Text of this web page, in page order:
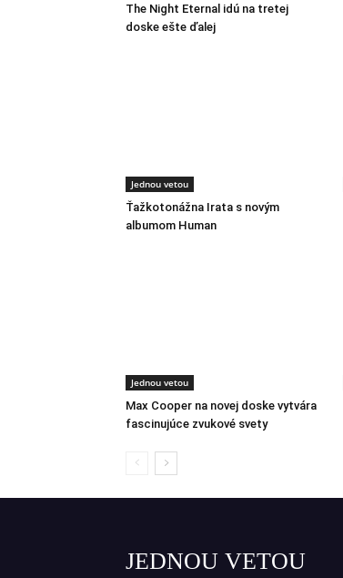
The Night Eternal idú na tretej
doske ešte ďalej
Jednou vetou
Ťažkotonážna Irata s novým
albumom Human
Jednou vetou
Max Cooper na novej doske vytvára
fascinujúce zvukové svety
JEDNOU VETOU